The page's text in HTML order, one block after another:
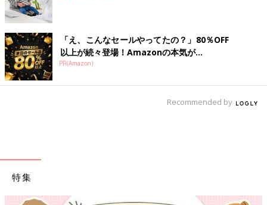
「え、こんなセールやってたの？」80％OFF
以上が続々登場！Amazonの本気が...
PR(Amazon)
Recommended by
特集